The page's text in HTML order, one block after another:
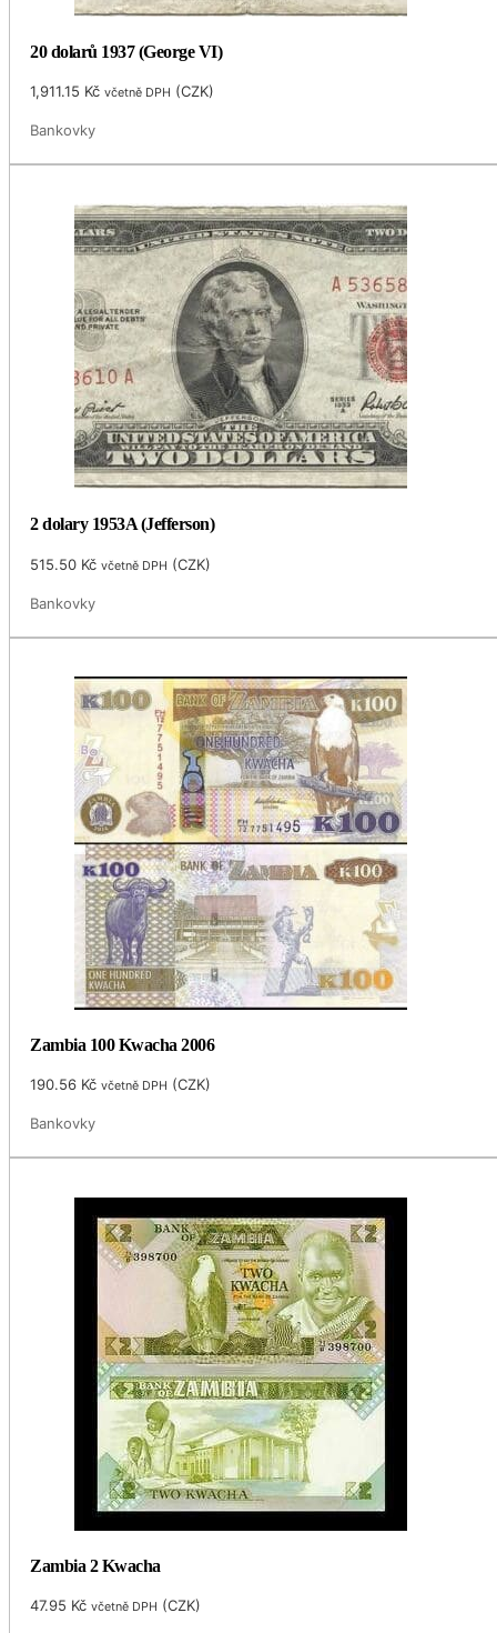
20 dolarů 1937 (George VI)
1,911.15 Kč včetně DPH (CZK)
Bankovky
2 dolary 1953A (Jefferson)
515.50 Kč včetně DPH (CZK)
Bankovky
Zambia 100 Kwacha 2006
190.56 Kč včetně DPH (CZK)
Bankovky
Zambia 2 Kwacha
47.95 Kč včetně DPH (CZK)